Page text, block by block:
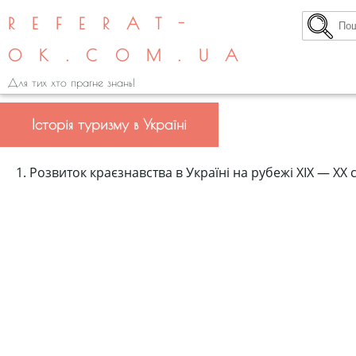
REFERAT-
OK.COM.UA
Для тих хто прагне знань!
Історія туризму в Україні
1. Розвиток краєзнавства в Україні на рубежі XIX — XX